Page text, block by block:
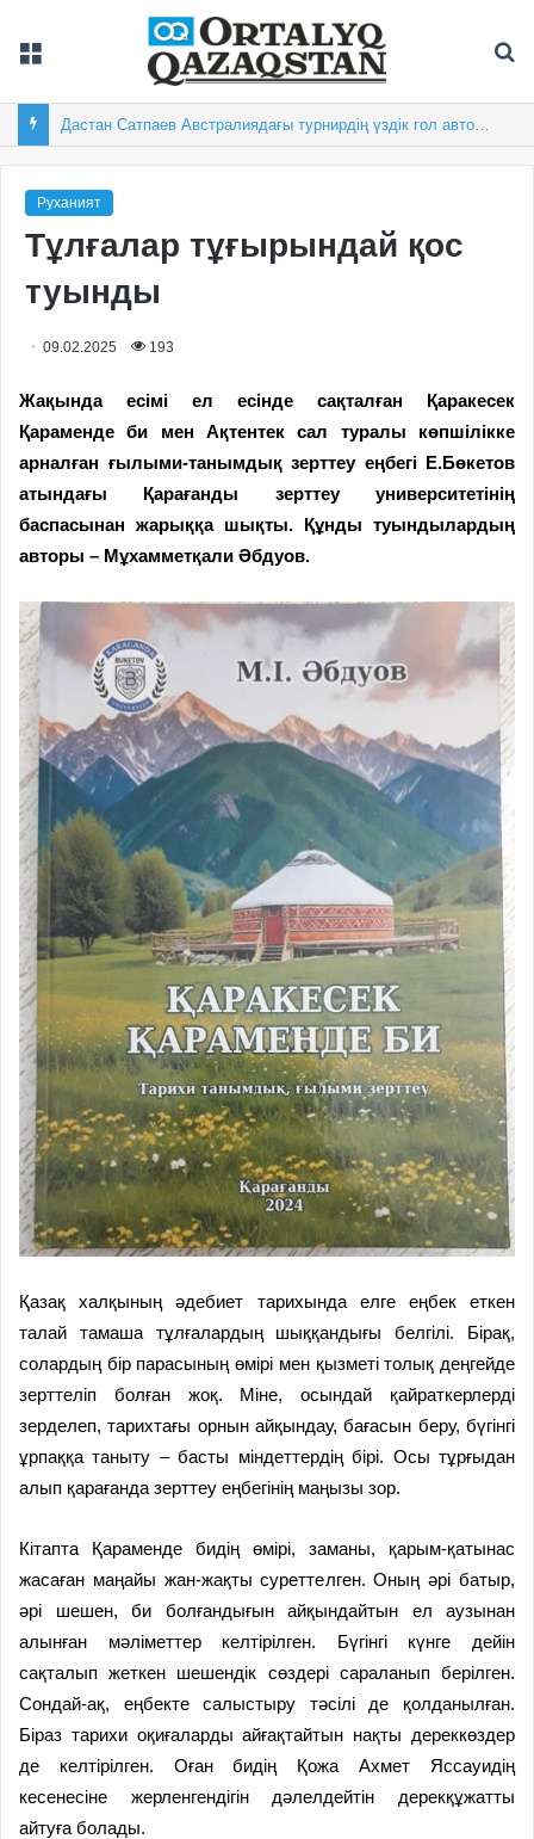
Жастарымыз жарап тұр
Руханият
Тұлғалар тұғырындай қос
туынды
09.02.2025 193
Жақында есімі ел есінде сақ­талған Қаракесек
Қараменде би мен Ақтентек сал туралы көпшілікке
арналған ғылыми-танымдық зерттеу еңбегі Е.Бөкетов
атындағы Қарағанды зерттеу университетінің
баспасынан жарыққа шықты. Құнды туындылардың
авторы – Мұхамметқали Әбдуов.
Қазақ халқының әдебиет тарихында елге еңбек еткен
талай тамаша тұлғалардың шыққандығы белгілі. Бірақ,
солардың бір парасының өмірі мен қызметі толық деңгейде
зерттеліп болған жоқ. Міне, осындай қайраткерлерді
зерделеп, тарихтағы орнын айқындау, бағасын беру, бүгінгі
ұрпаққа таныту – басты міндеттердің бірі. Осы тұрғыдан
алып қарағанда зерттеу еңбегінің маңызы зор.
Кітапта Қараменде бидің өмірі, заманы, қарым-қатынас
жасаған маңайы жан-жақты суреттелген. Оның әрі батыр,
әрі шешен, би болғандығын айқындайтын ел аузынан
алынған мәліметтер келтірілген. Бүгінгі күнге дейін
сақталып жеткен шешендік сөздері сараланып берілген.
Сондай-ақ, еңбекте салыстыру тәсілі де қолданылған.
Біраз тарихи оқиғаларды айғақтайтын нақты дереккөздер
де келтірілген. Оған бидің Қожа Ахмет Яссауидің
кесенесіне жерленгендігін дәлелдейтін дерекқұжатты
айтуға болады.